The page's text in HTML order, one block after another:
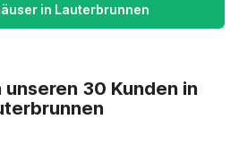
in Lauterbrunnen
unseren 30 Kunden in